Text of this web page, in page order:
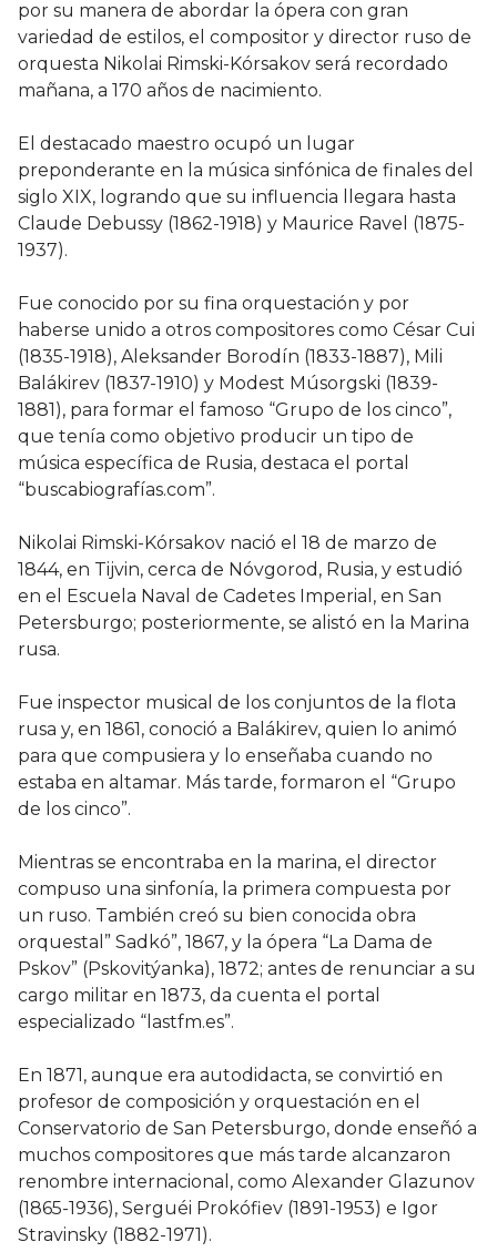
por su manera de abordar la ópera con gran
variedad de estilos, el compositor y director ruso de
orquesta Nikolai Rimski-Kórsakov será recordado
mañana, a 170 años de nacimiento.
El destacado maestro ocupó un lugar
preponderante en la música sinfónica de finales del
siglo XIX, logrando que su influencia llegara hasta
Claude Debussy (1862-1918) y Maurice Ravel (1875-
1937).
Fue conocido por su fina orquestación y por
haberse unido a otros compositores como César Cui
(1835-1918), Aleksander Borodín (1833-1887), Mili
Balákirev (1837-1910) y Modest Músorgski (1839-
1881), para formar el famoso “Grupo de los cinco”,
que tenía como objetivo producir un tipo de
música específica de Rusia, destaca el portal
“buscabiografías.com”.
Nikolai Rimski-Kórsakov nació el 18 de marzo de
1844, en Tijvin, cerca de Nóvgorod, Rusia, y estudió
en el Escuela Naval de Cadetes Imperial, en San
Petersburgo; posteriormente, se alistó en la Marina
rusa.
Fue inspector musical de los conjuntos de la flota
rusa y, en 1861, conoció a Balákirev, quien lo animó
para que compusiera y lo enseñaba cuando no
estaba en altamar. Más tarde, formaron el “Grupo
de los cinco”.
Mientras se encontraba en la marina, el director
compuso una sinfonía, la primera compuesta por
un ruso. También creó su bien conocida obra
orquestal” Sadkó”, 1867, y la ópera “La Dama de
Pskov” (Pskovitýanka), 1872; antes de renunciar a su
cargo militar en 1873, da cuenta el portal
especializado “lastfm.es”.
En 1871, aunque era autodidacta, se convirtió en
profesor de composición y orquestación en el
Conservatorio de San Petersburgo, donde enseñó a
muchos compositores que más tarde alcanzaron
renombre internacional, como Alexander Glazunov
(1865-1936), Serguéi Prokófiev (1891-1953) e Igor
Stravinsky (1882-1971).